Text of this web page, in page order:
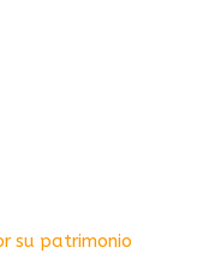
su patrimonio